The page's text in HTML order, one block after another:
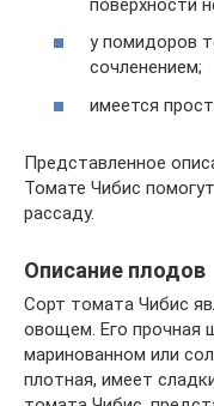
у помидоров
сочленением;
имеется
Представленное
Томате Чибис
рассаду.
Описание плодов
Сорт томата Чибис
овощем. Его прочная
маринованном или
плотная, имеет